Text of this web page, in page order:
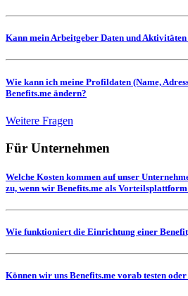
Kann mein Arbeitgeber Daten und Aktivitäten
Wie kann ich meine Profildaten (Name,
Benefits.me ändern?
Weitere Fragen
Für Unternehmen
Welche Kosten kommen auf unser
zu, wenn wir Benefits.me als
Wie funktioniert die Einrichtung einer
Können wir uns Benefits.me vorab testen